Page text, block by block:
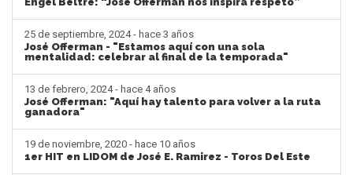
25 de septiembre, 2024 - hace 3 años
José Offerman - "Estamos aquí con una sola
mentalidad: celebrar al final de la temporada"
13 de febrero, 2024 - hace 4 años
José Offerman: "Aquí hay talento para volver a la ruta
ganadora"
19 de noviembre, 2020 - hace 10 años
1er HIT en LIDOM de José E. Ramirez - Toros Del Este